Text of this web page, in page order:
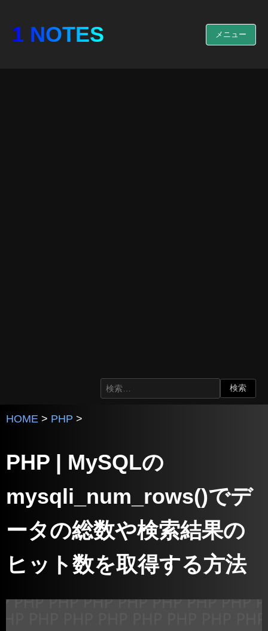
1 NOTES メニュー
HOME > PHP >
PHP | MySQLの
mysqli_num_rows()でデ
ータの総数や検索結果の
ヒット数を取得する方法